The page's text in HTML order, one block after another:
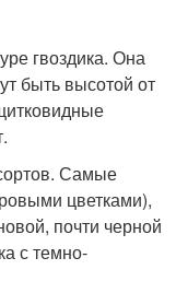
гвоздика. Она
быть высотой от
Самые
цветками),
почти черной
с темно-